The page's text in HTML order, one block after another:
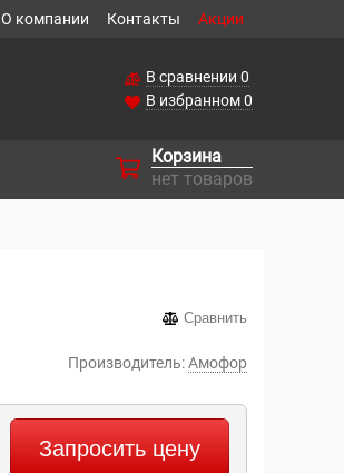
О компании Контакты Акции
В сравнении 0
В избранном0
Корзина
нет товаров
Сравнить
Производитель:Амофор
Запросить цену